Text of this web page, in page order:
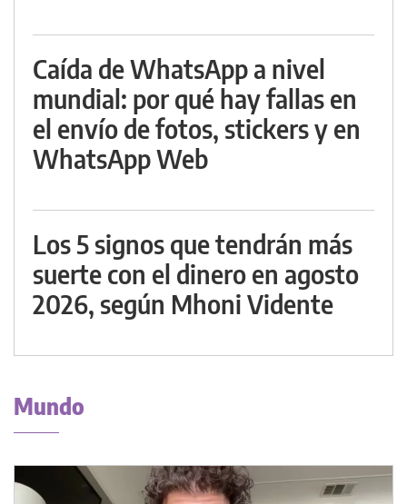
Caída de WhatsApp a nivel
mundial: por qué hay fallas en
el envío de fotos, stickers y en
WhatsApp Web
Los 5 signos que tendrán más
suerte con el dinero en agosto
2026, según Mhoni Vidente
Mundo